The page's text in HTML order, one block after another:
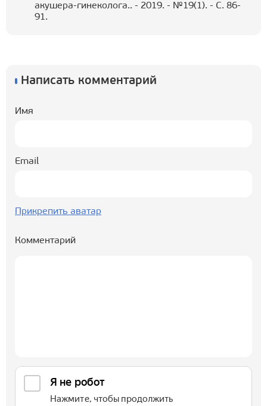
акушера-гинеколога.. - 2019. - №19(1). - С. 86-
91.
Написать комментарий
Имя
Email
Прикрепить аватар
Комментарий